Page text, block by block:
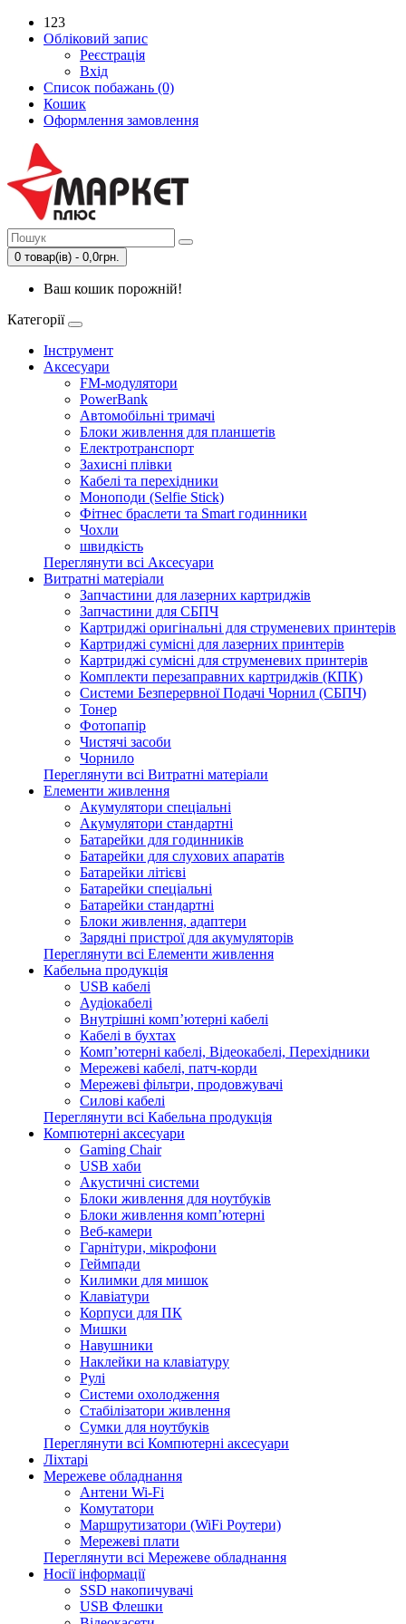
123
Обліковий запис
Реєстрація
Вхід
Список побажань (0)
Кошик
Оформлення замовлення
0 товар(ів) - 0,0грн.
Ваш кошик порожній!
Категорії
Інструмент
Аксесуари
FM-модулятори
PowerBank
Автомобільні тримачі
Блоки живлення для планшетів
Електротранспорт
Захисні плівки
Кабелі та перехідники
Моноподи (Selfie Stick)
Фітнес браслети та Smart годинники
Чохли
швидкість
Переглянути всі Аксесуари
Витратні матеріали
Запчастини для лазерних картриджів
Запчастини для СБПЧ
Картриджі оригінальні для струменевих принтерів
Картриджі сумісні для лазерних принтерів
Картриджі сумісні для струменевих принтерів
Комплекти перезаправних картриджів (КПК)
Системи Безперервної Подачі Чорнил (СБПЧ)
Тонер
Фотопапір
Чистячі засоби
Чорнило
Переглянути всі Витратні матеріали
Елементи живлення
Акумулятори спеціальні
Акумулятори стандартні
Батарейки для годинників
Батарейки для слухових апаратів
Батарейки літієві
Батарейки спеціальні
Батарейки стандартні
Блоки живлення, адаптери
Зарядні пристрої для акумуляторів
Переглянути всі Елементи живлення
Кабельна продукція
USB кабелі
Аудіокабелі
Внутрішні комп’ютерні кабелі
Кабелі в бухтах
Комп’ютерні кабелі, Відеокабелі, Перехідники
Мережеві кабелі, патч-корди
Мережеві фільтри, продовжувачі
Силові кабелі
Переглянути всі Кабельна продукція
Компютерні аксесуари
Gaming Chair
USB хаби
Акустичні системи
Блоки живлення для ноутбуків
Блоки живлення комп’ютерні
Веб-камери
Гарнітури, мікрофони
Геймпади
Килимки для мишок
Клавіатури
Корпуси для ПК
Мишки
Навушники
Наклейки на клавіатуру
Рулі
Системи охолодження
Стабілізатори живлення
Сумки для ноутбуків
Переглянути всі Компютерні аксесуари
Ліхтарі
Мережеве обладнання
Антени Wi-Fi
Комутатори
Маршрутизатори (WiFi Роутери)
Мережеві плати
Переглянути всі Мережеве обладнання
Носії інформації
SSD накопичувачі
USB Флешки